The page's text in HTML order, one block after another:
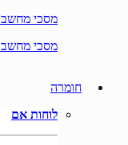
מסכי מחשב SOLID
מסכי מחשב MAG
חומרה
לוחות אם